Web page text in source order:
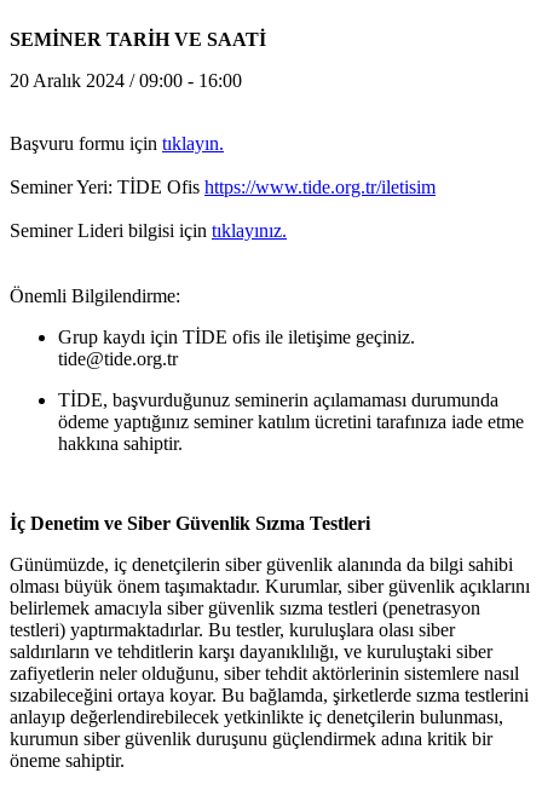
SEMİNER TARİH VE SAATİ
20 Aralık 2024 / 09:00 - 16:00
Başvuru formu için tıklayın.
Seminer Yeri: TİDE Ofis https://www.tide.org.tr/iletisim
Seminer Lideri bilgisi için tıklayınız.
Önemli Bilgilendirme:
Grup kaydı için TİDE ofis ile iletişime geçiniz.
tide@tide.org.tr
TİDE, başvurduğunuz seminerin açılamaması durumunda
ödeme yaptığınız seminer katılım ücretini tarafınıza iade etme
hakkına sahiptir.
İç Denetim ve Siber Güvenlik Sızma Testleri
Günümüzde, iç denetçilerin siber güvenlik alanında da bilgi sahibi
olması büyük önem taşımaktadır. Kurumlar, siber güvenlik açıklarını
belirlemek amacıyla siber güvenlik sızma testleri (penetrasyon
testleri) yaptırmaktadırlar. Bu testler, kuruluşlara olası siber
saldırıların ve tehditlerin karşı dayanıklılığı, ve kuruluştaki siber
zafiyetlerin neler olduğunu, siber tehdit aktörlerinin sistemlere nasıl
sızabileceğini ortaya koyar. Bu bağlamda, şirketlerde sızma testlerini
anlayıp değerlendirebilecek yetkinlikte iç denetçilerin bulunması,
kurumun siber güvenlik duruşunu güçlendirmek adına kritik bir
öneme sahiptir.